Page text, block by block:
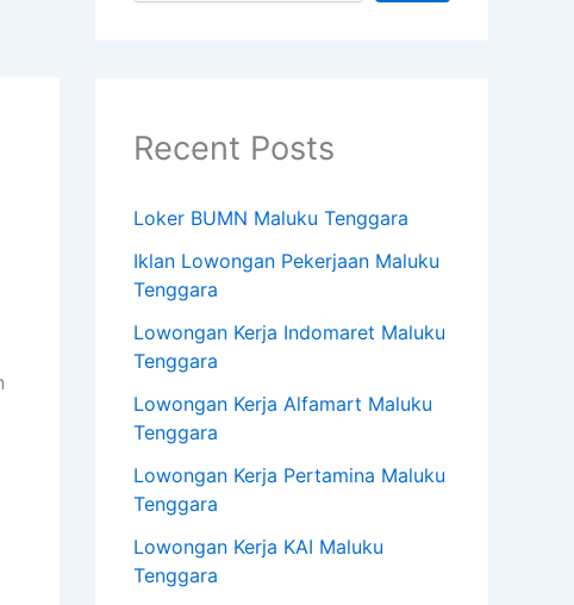
Recent Posts
Loker BUMN Maluku Tenggara
Iklan Lowongan Pekerjaan Maluku
Tenggara
Lowongan Kerja Indomaret Maluku
Tenggara
Lowongan Kerja Alfamart Maluku
Tenggara
Lowongan Kerja Pertamina Maluku
Tenggara
Lowongan Kerja KAI Maluku
Tenggara